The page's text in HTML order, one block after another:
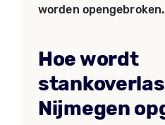
worden opengebroken.
Hoe wordt
Nijmegen